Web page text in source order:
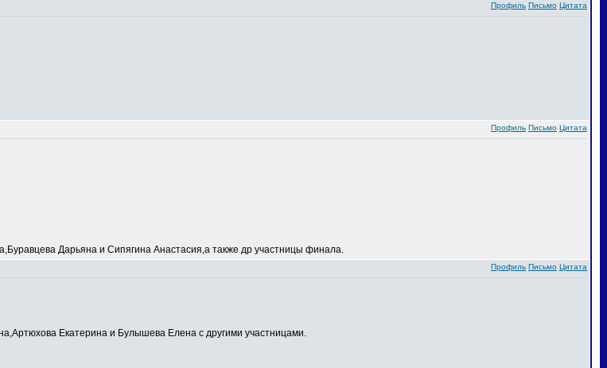
Профиль Письмо Цитата
Профиль Письмо Цитата
Дарьяна и Сипягина Анастасия,а также др участницы финала.
Профиль Письмо Цитата
Екатерина и Булышева Елена с другими участницами.